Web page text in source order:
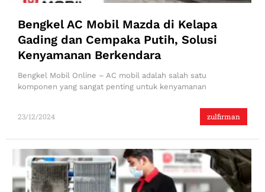
Bengkel AC Mobil Mazda di Kelapa
Gading dan Cempaka Putih, Solusi
Kenyamanan Berkendara
zulfirman
23/12/2024
Bengkel Mobil Online – AC mobil adalah salah satu
komponen yang sangat penting untuk kenyamanan